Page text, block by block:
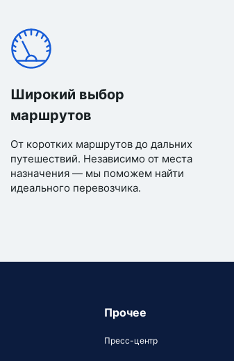
Широкий выбор
маршрутов
От коротких маршрутов до дальних
путешествий. Независимо от места
назначения — мы поможем найти
идеального перевозчика.
Прочее
Пресс-центр